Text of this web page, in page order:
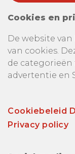
Cookies en
De website
van cookies.
de
advertentie en
Cookiebeleid
Privacy policy